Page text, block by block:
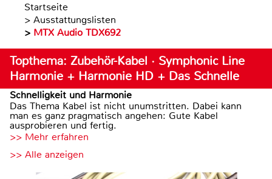
Startseite
> Ausstattungslisten
> MTX Audio TDX692
Topthema: Zubehör-Kabel · Symphonic Line
Harmonie + Harmonie HD + Das Schnelle
Schnelligkeit und Harmonie
Das Thema Kabel ist nicht unumstritten. Dabei kann
man es ganz pragmatisch angehen: Gute Kabel
ausprobieren und fertig.
>> Mehr erfahren
>> Alle anzeigen